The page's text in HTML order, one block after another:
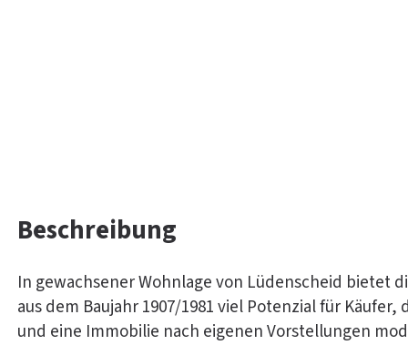
Beschreibung
In gewachsener Wohnlage von Lüdenscheid bietet
aus dem Baujahr 1907/1981 viel Potenzial für
und eine Immobilie nach eigenen Vorstellungen